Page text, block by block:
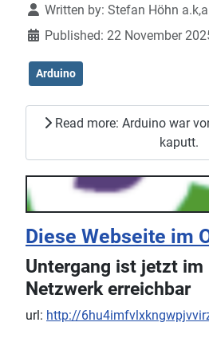
Written by: Stefan Höhn
Published: 22 November
Arduino
Read more: Arduino war
kaputt.
Diese Webseite im
Untergang ist jetzt im
Netzwerk erreichbar
url: http://